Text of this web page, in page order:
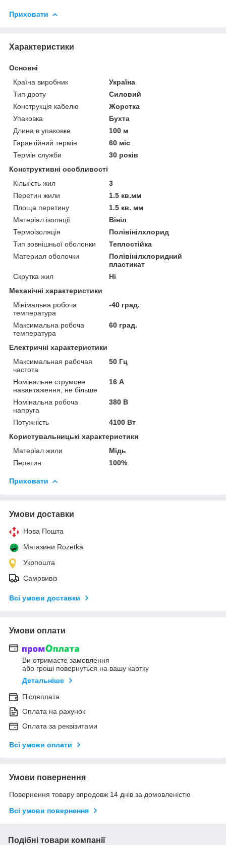
Приховати
Характеристики
Основні
Країна виробник
Україна
Тип дроту
Силовий
Конструкція кабелю
Жорстка
Упаковка
Бухта
Длина в упаковке
100 м
Гарантійний термін
60 міс
Термін служби
30 років
Конструктивні особливості
Кількість жил
3
Перетин жили
1.5 кв.мм
Площа перетину
1.5 кв. мм
Матеріал ізоляції
Вініл
Термоізоляція
Полівінілхлорид
Тип зовнішньої оболонки
Теплостійка
Материал оболочки
Полівінілхлоридний
пластикат
Скрутка жил
Ні
Механічні характеристики
Мінімальна робоча
температура
-40 град.
Максимальна робоча
температура
60 град.
Електричні характеристики
Максимальная рабочая
частота
50 Гц
Номінальне струмове
навантаження, не більше
16 А
Номінальна робоча
напруга
380 В
Потужність
4100 Вт
Користувальницькі характеристики
Матеріал жили
Мідь
Перетин
100%
Приховати
Умови доставки
Нова Пошта
Магазини Rozetka
Укрпошта
Самовивіз
Всі умови доставки
Умови оплати
Ви отримаєте замовлення
або гроші повернуться на вашу картку
Детальніше
Післяплата
Оплата на рахунок
Оплата за реквізитами
Всі умови оплати
Умови повернення
Повернення товару впродовж 14 днів за домовленістю
Всі умови повернення
Подібні товари компанії